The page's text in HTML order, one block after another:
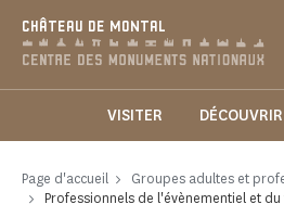
CHÂTEAU DE MONTAL
VISITER DÉCOUVRIR
Page d'accueil
Groupes adultes et
Professionnels de l'évènementiel et